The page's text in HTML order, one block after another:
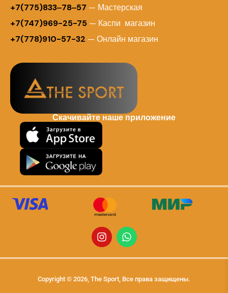
+7(775)833‒78‒57 — Мастерская
+7(747)969-25-75 — Каспи магазин
+7(778)910-57-32 — Онлайн магазин
Скачивайте наше приложение
Copyright © 2026, The Sport, Все права защищены.